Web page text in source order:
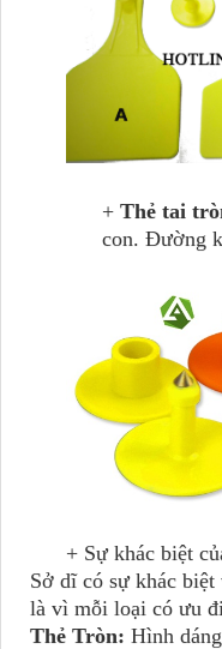
+Thẻ tai
con. Đường
+ Sự khác biệt
Sở dĩ có sự khác
là vì mỗi loại có ưu
Thẻ Tròn: Hình